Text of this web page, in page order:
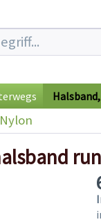
Nylon